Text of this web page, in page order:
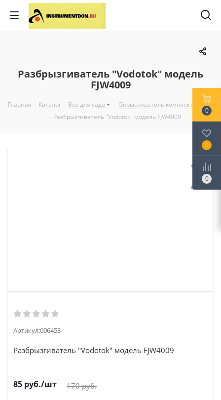
Разбрызгиватель "Vodotok" модель
FJW4009
Главная - Каталог - Все для сада - Опрыскиватель комплектующие
- Разбрызгиватель "Vodotok" модель FJW4009
Артикул:006453
Разбрызгиватель "Vodotok" модель FJW4009
85 руб./шт 170руб.
0
0
0